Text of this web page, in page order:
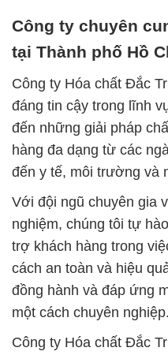
Công ty chuyên
tại Thành phố Hồ
Công ty Hóa chất Đắc
đáng tin cậy trong lĩnh
đến những giải pháp
hàng đa dạng từ các
đến y tế, môi trường và
Với đội ngũ chuyên gia
nghiệm, chúng tôi tự
trợ khách hàng trong
cách an toàn và hiệu
đồng hành và đáp ứng
một cách chuyên nghiệp.
Công ty Hóa chất Đắc